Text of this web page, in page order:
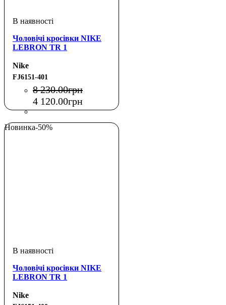
Чоловічі кросівки NIKE
LEBRON TR 1
Nike
FJ6151-401
8 230.00грн
4 120.00грн
Новинка-50%
Чоловічі кросівки NIKE
LEBRON TR 1
Nike